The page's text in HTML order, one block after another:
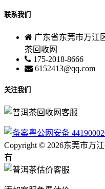
联系我们
广东省东莞市万江
茶回收网
175-2018-8666
6152413@qq.com
关注我们
粤公网安备
Copyright © 2026东莞市万
有